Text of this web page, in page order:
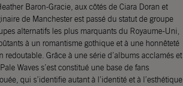
Baron-Gracie, aux côtés de Ciara Doran et
de Manchester est passé du statut de groupe
alternatifs les plus marquants du Royaume-Uni,
à un romantisme gothique et à une honnêteté
redoutable. Grâce à une série d’albums acclamés et
Waves s’est constitué une base de fans
qui s’identifie autant à l’identité et à l’esthétique